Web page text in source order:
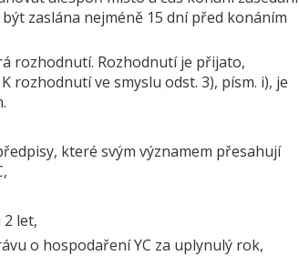
zaslána nejméně 15 dní před konáním
rozhodnutí. Rozhodnutí je přijato,
rozhodnutí ve smyslu odst. 3), písm. i), je
které svým významem přesahují
let,
o hospodaření YC za uplynulý rok,